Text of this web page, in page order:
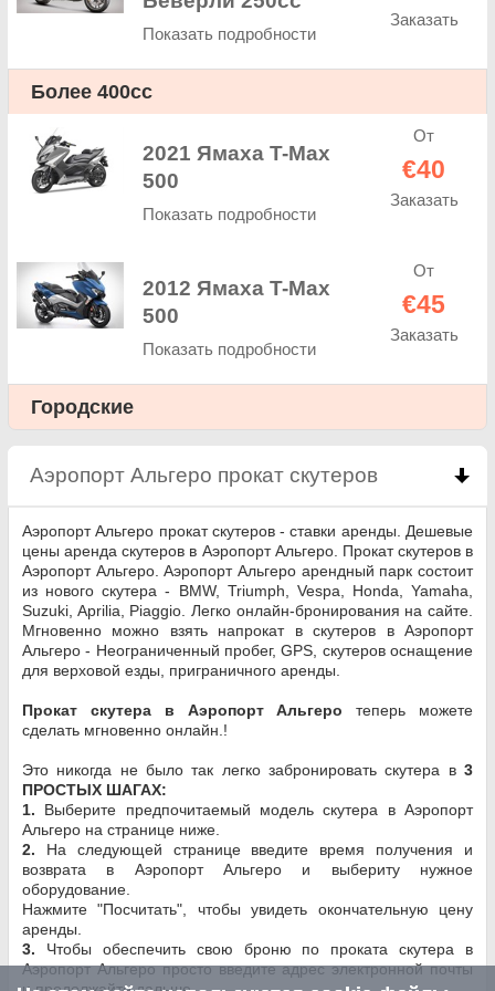
Показать подробности
Заказать
Более 400cc
2021 Ямаха T-Max
500
Показать подробности
От
€40
Заказать
2012 Ямаха T-Max
500
Показать подробности
От
€45
Заказать
Городские
Аэропорт Альгеро прокат скутеров click to
Аэропорт Альгеро прокат скутеров - ставки аренды. Дешевые
цены аренда скутеров в Аэропорт Альгеро. Прокат скутеров в
Аэропорт Альгеро. Аэропорт Альгеро арендный парк состоит
из нового скутера - BMW, Triumph, Vespa, Honda, Yamaha,
Suzuki, Aprilia, Piaggio. Легко онлайн-бронирования на сайте.
Мгновенно можно взять напрокат в скутеров в Аэропорт
Альгеро - Неограниченный пробег, GPS, скутеров оснащение
для верховой езды, приграничного аренды.
Прокат скутера в Аэропорт Альгеро теперь можете
сделать мгновенно онлайн.!
Это никогда не было так легко забронировать скутера в 3
ПРОСТЫХ ШАГАХ:
1. Выберите предпочитаемый модель скутера в Аэропорт
Альгеро на странице ниже.
2. На следующей странице введите время получения и
возврата в Аэропорт Альгеро и выбериту нужное
оборудование.
Нажмите "Посчитать", чтобы увидеть окончательную цену
аренды.
3. Чтобы обеспечить свою броню по проката скутера в
Аэропорт Альгеро просто введите адрес электронной почты